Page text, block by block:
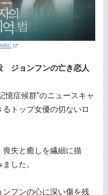
MBC
ジョンフンの亡き恋人
憶症候群”のニュースキャ
トップ女優の切ないロ
失と癒しを繊細に描
した。
フンの心に深い傷を残